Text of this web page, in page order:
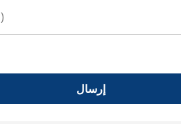
إرسال